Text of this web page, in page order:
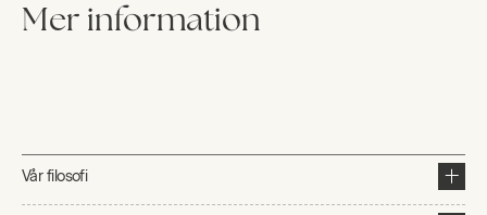
Mer information
Vår filosofi